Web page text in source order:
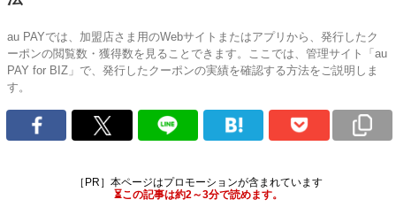
au PAYでは、加盟店さま用のWebサイトまたはアプリから、発行したク
ーポンの閲覧数・獲得数を見ることできます。ここでは、管理サイト「au
PAY for BIZ」で、発行したクーポンの実績を確認する方法をご説明しま
す。
［PR］本ページはプロモーションが含まれています
⏳この記事は約2～3分で読めます。